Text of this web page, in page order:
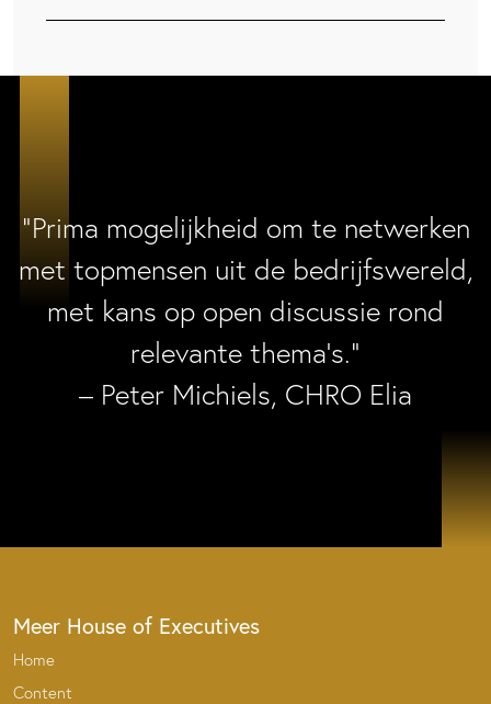
“Prima mogelijkheid om te netwerken
met topmensen uit de bedrijfswereld,
met kans op open discussie rond
relevante thema’s.”
– Peter Michiels, CHRO Elia
Meer House of Executives
Home
Content